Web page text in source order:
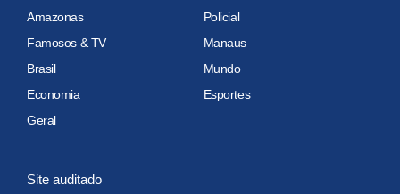
Amazonas
Policial
Famosos & TV
Manaus
Brasil
Mundo
Economia
Esportes
Geral
Site auditado